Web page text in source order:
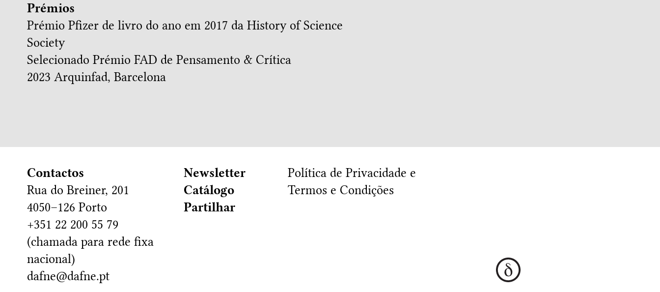
Prémios
Prémio Pfizer de livro do ano em 2017 da History of Science
Society
Selecionado Prémio FAD de Pensamento & Crítica
2023 Arquinfad, Barcelona
Contactos
Rua do Breiner, 201
4050–126 Porto
+351 22 200 55 79
(chamada para rede fixa
nacional)
dafne@dafne.pt
Newsletter
Catálogo
Partilhar
Política de Privacidade e
Termos e Condições